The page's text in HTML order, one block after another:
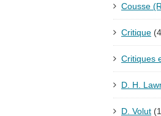
Cousse
Critique
Critiques
D. H.
D. Volut